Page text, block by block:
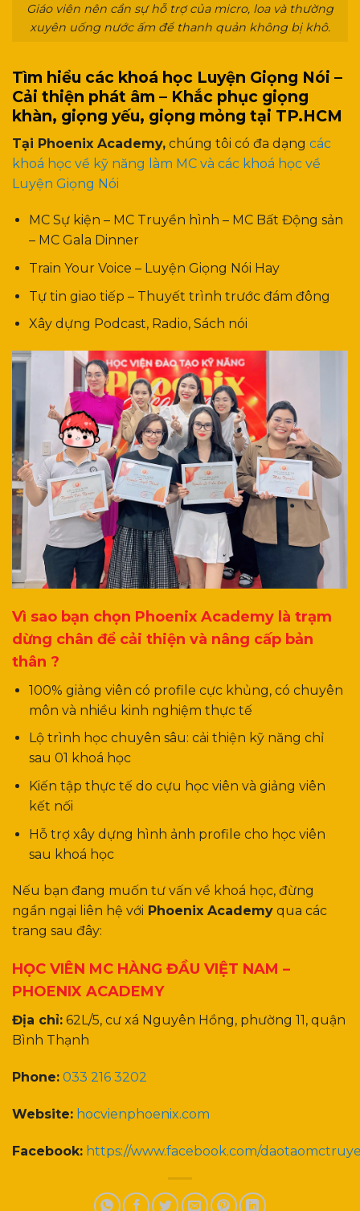
Giáo viên nên cần sự hỗ trợ của micro, loa và thường
xuyên uống nước ấm để thanh quản không bị khô.
Tìm hiểu các khoá học Luyện Giọng Nói –
Cải thiện phát âm – Khắc phục giọng
khàn, giọng yếu, giọng mỏng tại TP.HCM
Tại Phoenix Academy, chúng tôi có đa dạng các
khoá học về kỹ năng làm MC và các khoá học về
Luyện Giọng Nói
MC Sự kiện – MC Truyền hình – MC Bất Động sản
– MC Gala Dinner
Train Your Voice – Luyện Giọng Nói Hay
Tự tin giao tiếp – Thuyết trình trước đám đông
Xây dựng Podcast, Radio, Sách nói
Vì sao bạn chọn Phoenix Academy là trạm
dừng chân để cải thiện và nâng cấp bản
thân ?
100% giảng viên có profile cực khủng, có chuyên
môn và nhiều kinh nghiệm thực tế
Lộ trình học chuyên sâu: cải thiện kỹ năng chỉ
sau 01 khoá học
Kiến tập thực tế do cựu học viên và giảng viên
kết nối
Hỗ trợ xây dựng hình ảnh profile cho học viên
sau khoá học
Nếu bạn đang muốn tư vấn về khoá học, đừng
ngần ngại liên hệ với Phoenix Academy qua các
trang sau đây:
HỌC VIÊN MC HÀNG ĐẦU VIỆT NAM –
PHOENIX ACADEMY
Địa chỉ: 62L/5, cư xá Nguyên Hồng, phường 11, quận
Bình Thạnh
Phone: 033 216 3202
Website: hocvienphoenix.com
Facebook: https://www.facebook.com/